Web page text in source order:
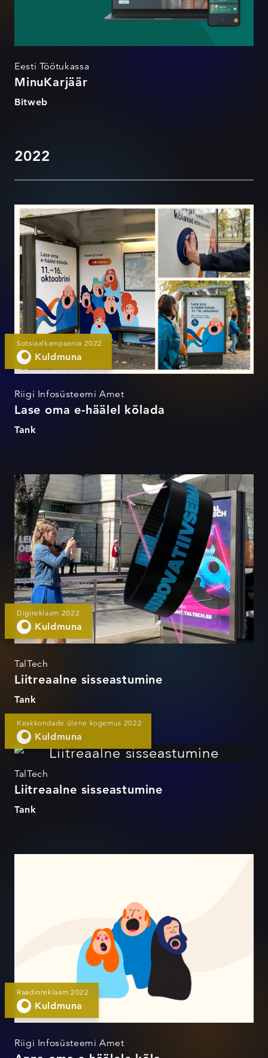
Eesti Töötukassa
MinuKarjäär
Bitweb
2022
Lase oma e-häälel kõlada
Sotsiaalkampaania 2022
Kuldmuna
Riigi Infosüsteemi Amet
Lase oma e-häälel kõlada
Tank
Liitreaalne sisseastumine
Digireklaam 2022
Kuldmuna
TalTech
Liitreaalne sisseastumine
Tank
Liitreaalne sisseastumine
Keskkondade ülene kogemus 2022
Kuldmuna
TalTech
Liitreaalne sisseastumine
Tank
Raadioreklaam 2022
Kuldmuna
Riigi Infosüsteemi Amet